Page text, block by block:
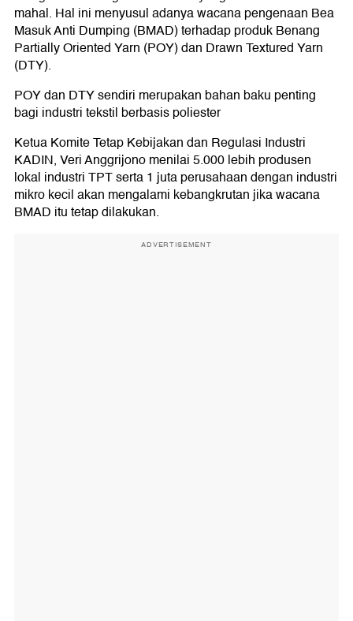
mahal. Hal ini menyusul adanya wacana pengenaan Bea
Masuk Anti Dumping (BMAD) terhadap produk Benang
Partially Oriented Yarn (POY) dan Drawn Textured Yarn
(DTY).
POY dan DTY sendiri merupakan bahan baku penting
bagi industri tekstil berbasis poliester
Ketua Komite Tetap Kebijakan dan Regulasi Industri
KADIN, Veri Anggrijono menilai 5.000 lebih produsen
lokal industri TPT serta 1 juta perusahaan dengan industri
mikro kecil akan mengalami kebangkrutan jika wacana
BMAD itu tetap dilakukan.
ADVERTISEMENT